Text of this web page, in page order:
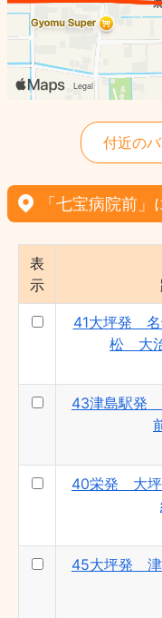
43津島駅発
41大坪発 名
役場前
付近の
「七宝病院前
表
示
41大坪発 名
松 大治
43津島駅発
40栄発 大
45大坪発 津